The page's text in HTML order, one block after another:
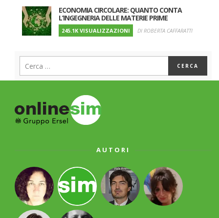
ECONOMIA CIRCOLARE: QUANTO CONTA
L’INGEGNERIA DELLE MATERIE PRIME
245.1K VISUALIZZAZIONI DI ROBERTA CAFFARATTI
AUTORI